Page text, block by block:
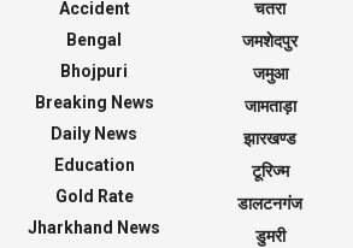
Accident
Bengal
Bhojpuri
Breaking News
Daily News
Education
Gold Rate
Jharkhand News
चतरा
जमशेदपुर
जमुआ
जामताड़ा
झारखण्ड
टूरिज्म
डालटनगंज
डुमरी